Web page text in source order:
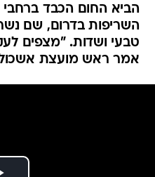
הביא החום הכבד
השריפות בדרום, שם
טבעי ושדות. "מצפים
אמר ראש מועצת